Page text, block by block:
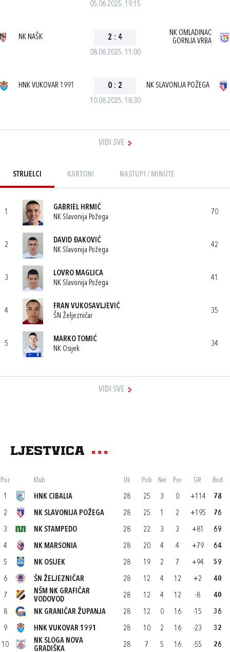
05.06.2025. 19:15
08.06.2025. 11:00
NK NAŠK 2 : 4
NK OMLADINAC
GORNJA VRBA
10.06.2025. 18:30
HNK VUKOVAR 1991 0 : 2 NK SLAVONIJA POŽEGA
VIDI SVE
STRIJELCI KARTONI NASTUPI / MINUTE
1
GABRIEL HRMIĆ
NK Slavonija Požega
70
2
DAVID ĐAKOVIĆ
NK Slavonija Požega
42
3
LOVRO MAGLICA
NK Slavonija Požega
41
4
FRAN VUKOSAVLJEVIĆ
ŠN Željezničar
35
5
MARKO TOMIĆ
NK Osijek
34
VIDI SVE
Ljestvica
Poz Klub Uk Pob Ner Por GR Bod
1 HNK CIBALIA 28 25 3 0 +114 78
2 NK SLAVONIJA POŽEGA 28 25 1 2 +195 76
3 NK STAMPEDO 28 22 3 3 +81 69
4 NK MARSONIA 28 20 4 4 +79 64
5 NK OSIJEK 28 19 2 7 +94 59
6 ŠN ŽELJEZNIČAR 28 12 4 12 +2 40
7
NŠM NK GRAFIČAR
VODOVOD
28 12 4 12 -8 40
8 NK GRANIČAR ŽUPANJA 28 12 0 16 -15 36
9 HNK VUKOVAR 1991 28 10 2 16 -23 32
10
NK SLOGA NOVA
GRADIŠKA
28 7 5 16 -55 26